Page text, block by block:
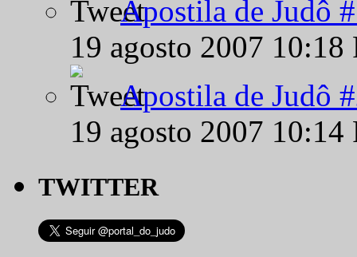
Apostila de Judô
19 agosto 2007
Apostila de Judô
19 agosto 2007
TWITTER